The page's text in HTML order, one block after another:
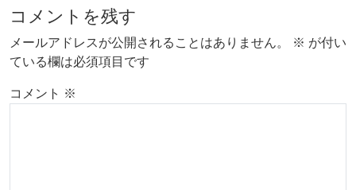
コメントを残す
メールアドレスが公開されることはありません。 ※ が付い
ている欄は必須項目です
コメント ※